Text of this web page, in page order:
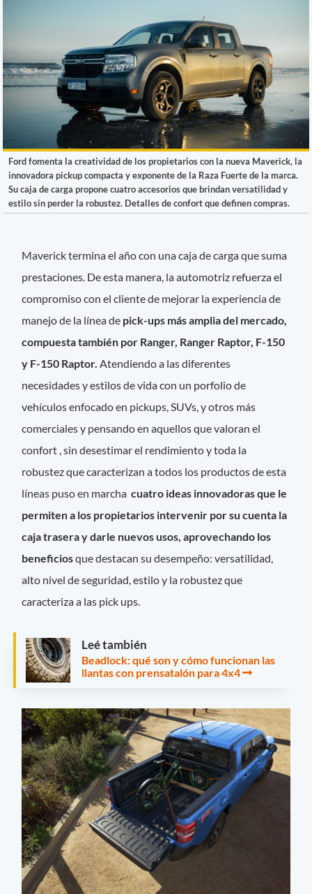
Ford fomenta la creatividad de los propietarios con la nueva Maverick, la
innovadora pickup compacta y exponente de la Raza Fuerte de la marca.
Su caja de carga propone cuatro accesorios que brindan versatilidad y
estilo sin perder la robustez. Detalles de confort que definen compras.
Maverick termina el año con una caja de carga que suma
prestaciones. De esta manera, la automotriz refuerza el
compromiso con el cliente de mejorar la experiencia de
manejo de la línea de pick-ups más amplia del mercado,
compuesta también por Ranger, Ranger Raptor, F-150
y F-150 Raptor. Atendiendo a las diferentes
necesidades y estilos de vida con un porfolio de
vehículos enfocado en pickups, SUVs, y otros más
comerciales y pensando en aquellos que valoran el
confort , sin desestimar el rendimiento y toda la
robustez que caracterizan a todos los productos de esta
líneas puso en marchacuatro ideas innovadoras que le
permiten a los propietarios intervenir por su cuenta la
caja trasera y darle nuevos usos, aprovechando los
beneficiosque destacan su desempeño: versatilidad,
alto nivel de seguridad, estilo y la robustez que
caracteriza a las pick ups.
Leé también
Beadlock: qué son y cómo funcionan las
llantas con prensatalón para 4x4